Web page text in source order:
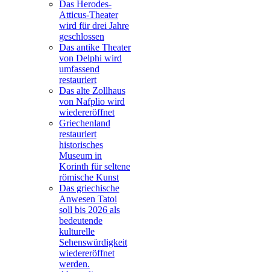
Das Herodes-
Atticus-Theater
wird für drei Jahre
geschlossen
Das antike Theater
von Delphi wird
umfassend
restauriert
Das alte Zollhaus
von Nafplio wird
wiedereröffnet
Griechenland
restauriert
historisches
Museum in
Korinth für seltene
römische Kunst
Das griechische
Anwesen Tatoi
soll bis 2026 als
bedeutende
kulturelle
Sehenswürdigkeit
wiedereröffnet
werden.